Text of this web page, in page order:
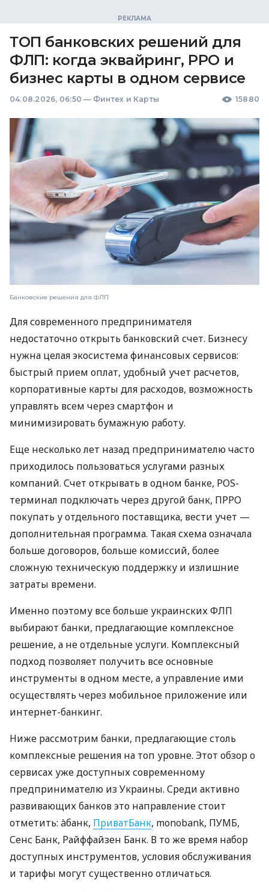
ТОП банковских решений для
ФЛП: когда эквайринг, РРО и
бизнес карты в одном сервисе
04.08.2026, 06:50 — Финтех и Карты 15880
Банковские решения для ФЛП
Для современного предпринимателя
недостаточно открыть банковский счет. Бизнесу
нужна целая экосистема финансовых сервисов:
быстрый прием оплат, удобный учет расчетов,
корпоративные карты для расходов, возможность
управлять всем через смартфон и
минимизировать бумажную работу.
Еще несколько лет назад предпринимателю часто
приходилось пользоваться услугами разных
компаний. Счет открывать в одном банке, POS-
терминал подключать через другой банк, ПРРО
покупать у отдельного поставщика, вести учет —
дополнительная программа. Такая схема означала
больше договоров, больше комиссий, более
сложную техническую поддержку и излишние
затраты времени.
Именно поэтому все больше украинских ФЛП
выбирают банки, предлагающие комплексное
решение, а не отдельные услуги. Комплексный
подход позволяет получить все основные
инструменты в одном месте, а управление ими
осуществлять через мобильное приложение или
интернет-банкинг.
Ниже рассмотрим банки, предлагающие столь
комплексные решения на топ уровне. Этот обзор о
сервисах уже доступных современному
предпринимателю из Украины. Среди активно
развивающих банков это направление стоит
отметить: àбанк, ПриватБанк, monobank, ПУМБ,
Сенс Банк, Райффайзен Банк. В то же время набор
доступных инструментов, условия обслуживания
и тарифы могут существенно отличаться.